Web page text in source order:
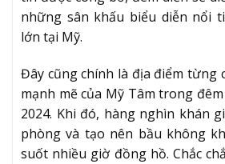
những sân khấu biểu diễn nổi
lớn tại Mỹ.
Đây cũng chính là địa điểm từng
mạnh mẽ của Mỹ Tâm trong
2024. Khi đó, hàng nghìn khán
phòng và tạo nên bầu không
suốt nhiều giờ đồng hồ. Chắc